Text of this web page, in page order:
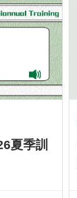
夏季訓